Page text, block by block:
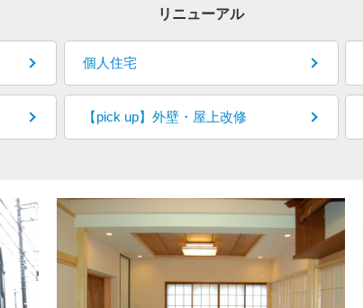
リニューアル
個人住宅
【pick up】外壁・屋上改修